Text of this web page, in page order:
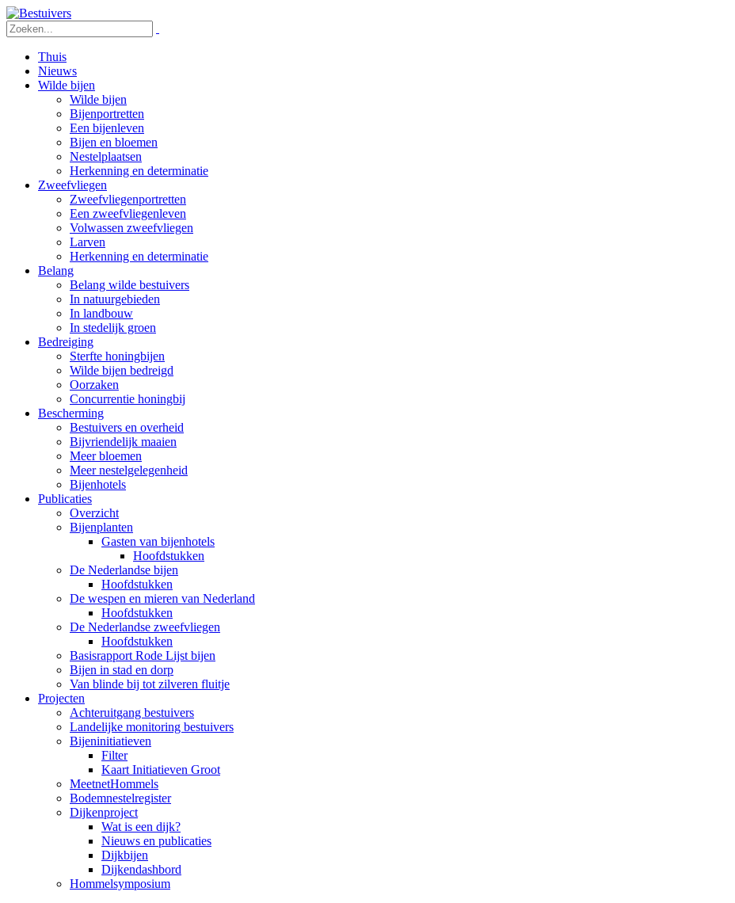
Thuis
Nieuws
Wilde bijen
Wilde bijen
Bijenportretten
Een bijenleven
Bijen en bloemen
Nestelplaatsen
Herkenning en determinatie
Zweefvliegen
Zweefvliegenportretten
Een zweefvliegenleven
Volwassen zweefvliegen
Larven
Herkenning en determinatie
Belang
Belang wilde bestuivers
In natuurgebieden
In landbouw
In stedelijk groen
Bedreiging
Sterfte honingbijen
Wilde bijen bedreigd
Oorzaken
Concurrentie honingbij
Bescherming
Bestuivers en overheid
Bijvriendelijk maaien
Meer bloemen
Meer nestelgelegenheid
Bijenhotels
Publicaties
Overzicht
Bijenplanten
Gasten van bijenhotels
Hoofdstukken
De Nederlandse bijen
Hoofdstukken
De wespen en mieren van Nederland
Hoofdstukken
De Nederlandse zweefvliegen
Hoofdstukken
Basisrapport Rode Lijst bijen
Bijen in stad en dorp
Van blinde bij tot zilveren fluitje
Projecten
Achteruitgang bestuivers
Landelijke monitoring bestuivers
Bijeninitiatieven
Filter
Kaart Initiatieven Groot
MeetnetHommels
Bodemnestelregister
Dijkenproject
Wat is een dijk?
Nieuws en publicaties
Dijkbijen
Dijkendashbord
Hommelsymposium